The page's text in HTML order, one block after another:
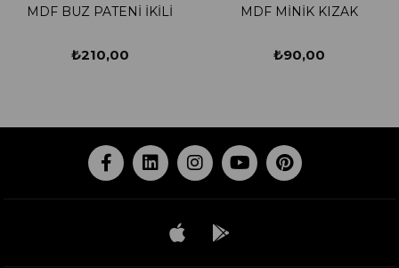
MDF BUZ PATENİ İKİLİ
₺210,00
MDF MİNİK KIZAK
₺90,00